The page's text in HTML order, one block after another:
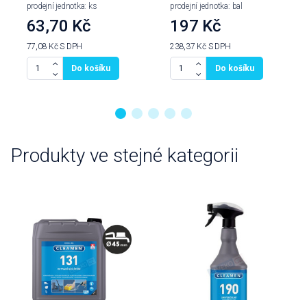
prodejní jednotka: ks
63,70 Kč
77,08 KčS DPH
Do košíku
prodejní jednotka: bal
197 Kč
238,37 Kč S DPH
Do košíku
Produkty ve stejné kategorii